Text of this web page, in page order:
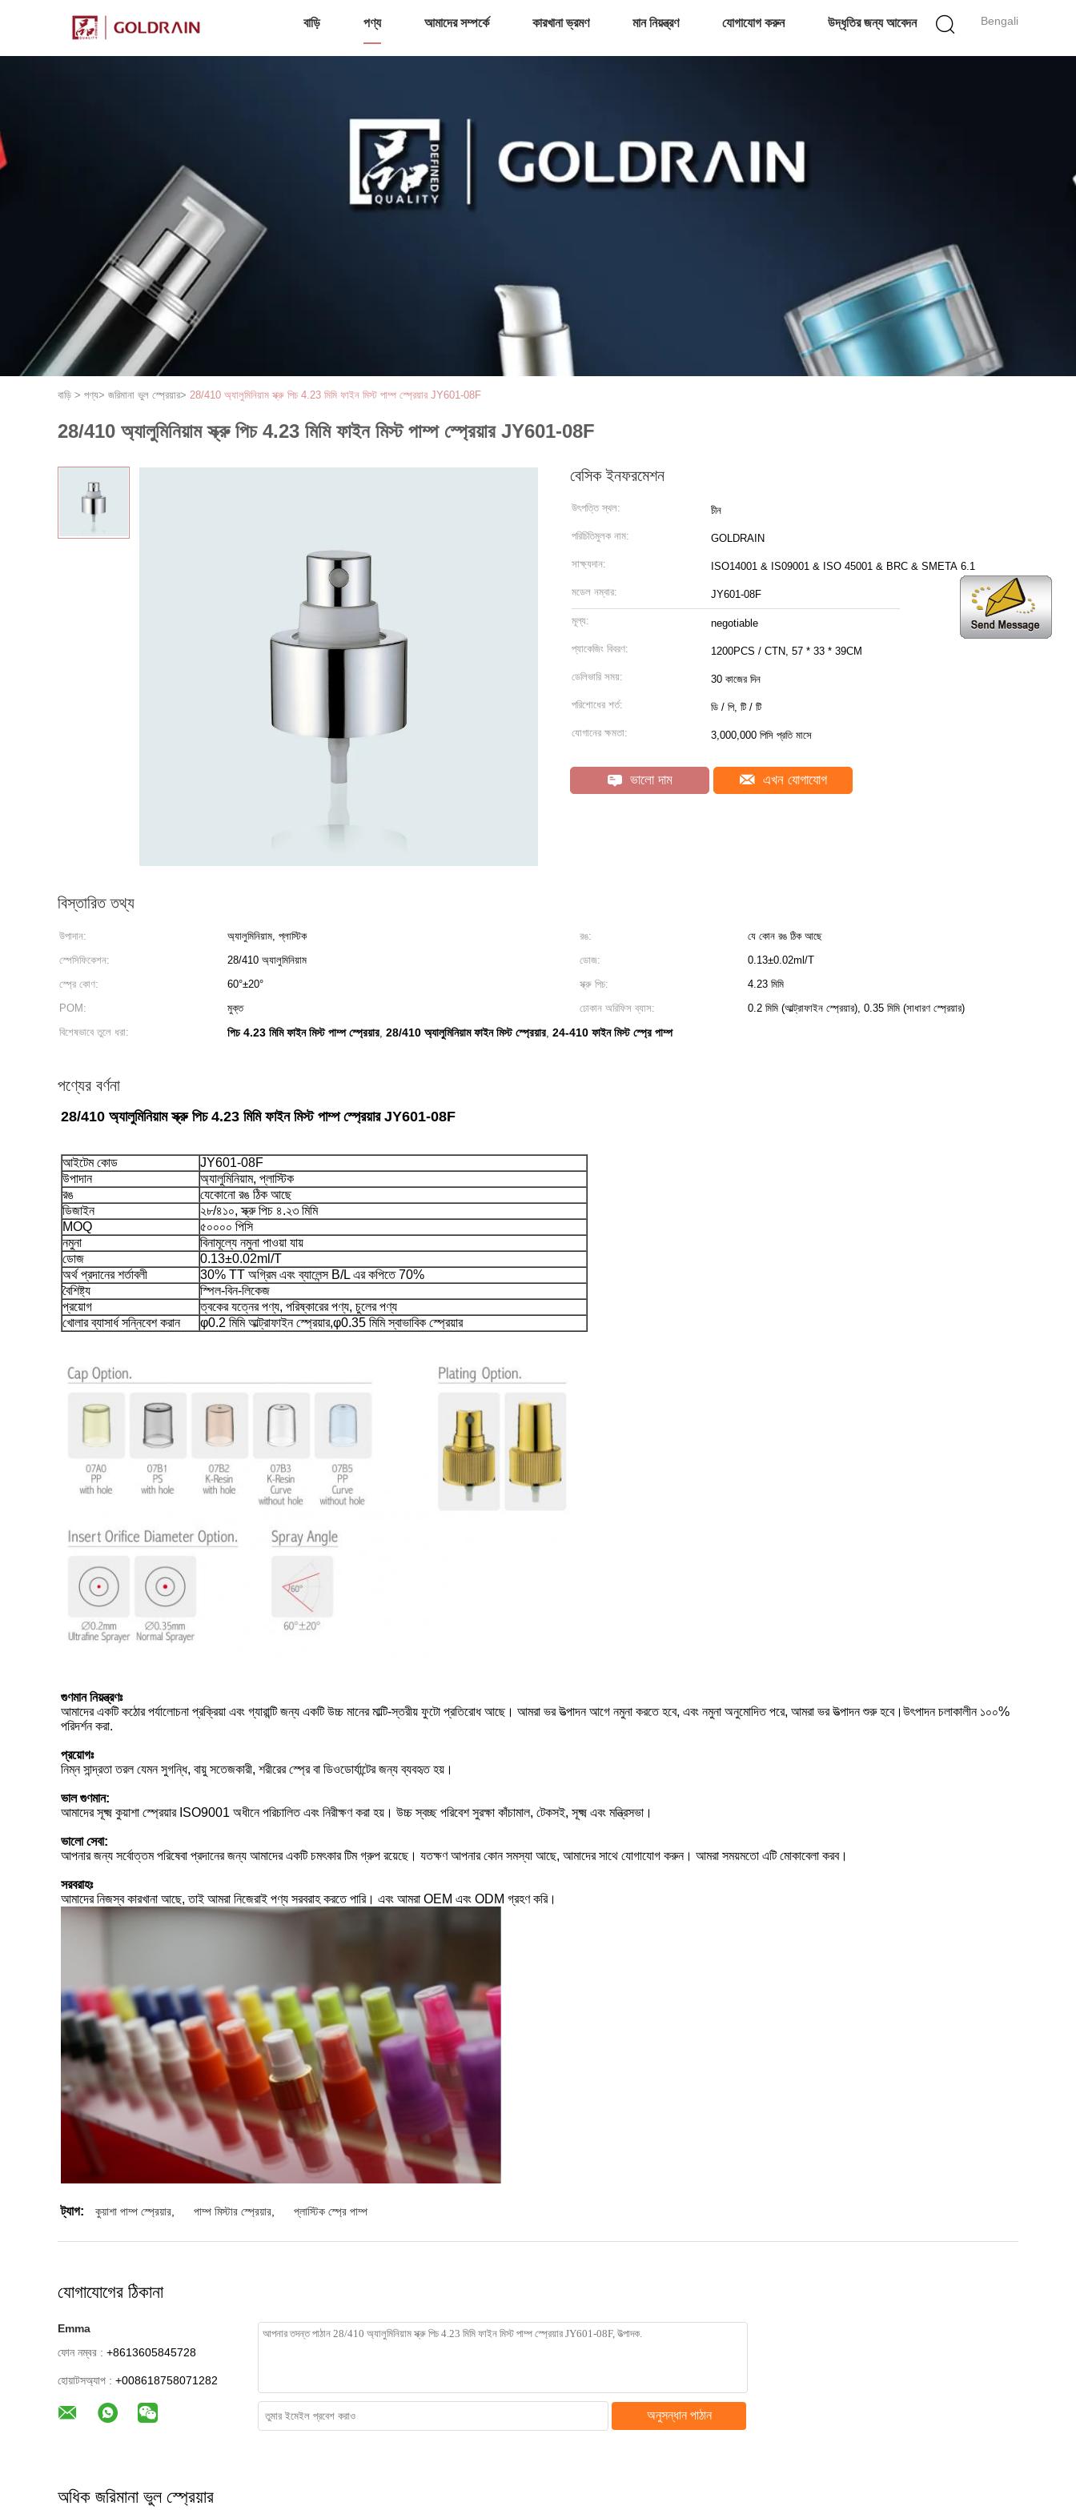
Bengali
বাড়ি পণ্য আমাদের সম্পর্কে কারখানা ভ্রমণ মান নিয়ন্ত্রণ যোগাযোগ করুন উদ্ধৃতির জন্য আবেদন
বাড়ি > পণ্য> জরিমানা ভুল স্প্রেয়ার> 28/410 অ্যালুমিনিয়াম স্ক্রু পিচ 4.23 মিমি ফাইন মিস্ট পাম্প স্প্রেয়ার JY601-08F
28/410 অ্যালুমিনিয়াম স্ক্রু পিচ 4.23 মিমি ফাইন মিস্ট পাম্প স্প্রেয়ার JY601-08F
বেসিক ইনফরমেশন
উৎপত্তি স্থল: চীন
পরিচিতিমুলক নাম: GOLDRAIN
সাক্ষ্যদান: ISO14001 & IS09001 & ISO 45001 & BRC & SMETA 6.1
মডেল নম্বার: JY601-08F
মূল্য: negotiable
প্যাকেজিং বিবরণ: 1200PCS / CTN, 57 * 33 * 39CM
ডেলিভারি সময়: 30 কাজের দিন
পরিশোধের শর্ত: ডি / পি, টি / টি
যোগানের ক্ষমতা: 3,000,000 পিসি প্রতি মাসে
ভালো দাম এখন যোগাযোগ
বিস্তারিত তথ্য
উপাদান: অ্যালুমিনিয়াম, প্লাস্টিক রঙ:
যে কোন রঙ ঠিক আছে
স্পেসিফিকেশন:
28/410 অ্যালুমিনিয়াম ডোজ:
0.13±0.02ml/T
স্প্রে কোণ:
60°±20° স্ক্রু পিচ:
4.23 মিমি
POM:
মুক্ত ঢোকান অরিফিস ব্যাস:
0.2 মিমি (আল্ট্রাফাইন স্প্রেয়ার), 0.35 মিমি (সাধারণ স্প্রেয়ার)
বিশেষভাবে তুলে ধরা:
পিচ 4.23 মিমি ফাইন মিস্ট পাম্প স্প্রেয়ার, 28/410 অ্যালুমিনিয়াম ফাইন মিস্ট স্প্রেয়ার, 24-410 ফাইন মিস্ট স্প্রে পাম্প
পণ্যের বর্ণনা
28/410 অ্যালুমিনিয়াম স্ক্রু পিচ 4.23 মিমি ফাইন মিস্ট পাম্প স্প্রেয়ার JY601-08F
আইটেম কোড
JY601-08F
উপাদান
অ্যালুমিনিয়াম, প্লাস্টিক
রঙ
যেকোনো রঙ ঠিক আছে
ডিজাইন
২৮/৪১০, স্ক্রু পিচ ৪.২৩ মিমি
MOQ
৫০০০০ পিসি
নমুনা
বিনামূল্যে নমুনা পাওয়া যায়
ডোজ
0.13±0.02ml/T
অর্থ প্রদানের শর্তাবলী
30% TT অগ্রিম এবং ব্যালেন্স B/L এর কপিতে 70%
বৈশিষ্ট্য
স্পিল-বিন-লিকেজ
প্রয়োগ
ত্বকের যত্নের পণ্য, পরিষ্কারের পণ্য, চুলের পণ্য
খোলার ব্যাসার্ধ সন্নিবেশ করান
φ0.2 মিমি আল্ট্রাফাইন স্প্রেয়ার,φ0.35 মিমি স্বাভাবিক স্প্রেয়ার
গুণমান নিয়ন্ত্রণঃ
আমাদের একটি কঠোর পর্যালোচনা প্রক্রিয়া এবং গ্যারান্টি জন্য একটি উচ্চ মানের মাল্টি-স্তরীয় ফুটো প্রতিরোধ আছে। আমরা ভর উত্পাদন আগে নমুনা করতে হবে, এবং নমুনা অনুমোদিত পরে, আমরা ভর উত্পাদন শুরু হবে।উৎপাদন চলাকালীন ১০০%
পরিদর্শন করা.
প্রয়োগঃ
নিম্ন সান্দ্রতা তরল যেমন সুগন্ধি, বায়ু সতেজকারী, শরীরের স্প্রে বা ডিওডোর্যান্টের জন্য ব্যবহৃত হয়।
ভাল গুণমান:
আমাদের সূক্ষ্ম কুয়াশা স্প্রেয়ার ISO9001 অধীনে পরিচালিত এবং নিরীক্ষণ করা হয়। উচ্চ স্বচ্ছ পরিবেশ সুরক্ষা কাঁচামাল, টেকসই, সূক্ষ্ম এবং মন্ত্রিসভা।
ভালো সেবা:
আপনার জন্য সর্বোত্তম পরিষেবা প্রদানের জন্য আমাদের একটি চমৎকার টিম গ্রুপ রয়েছে। যতক্ষণ আপনার কোন সমস্যা আছে, আমাদের সাথে যোগাযোগ করুন। আমরা সময়মতো এটি মোকাবেলা করব।
সরবরাহঃ
আমাদের নিজস্ব কারখানা আছে, তাই আমরা নিজেরাই পণ্য সরবরাহ করতে পারি। এবং আমরা OEM এবং ODM গ্রহণ করি।
ট্যাগ: কুয়াশা পাম্প স্প্রেয়ার পাম্প মিস্টার স্প্রেয়ার প্লাস্টিক স্প্রে পাম্প
যোগাযোগের ঠিকানা
Emma
ফোন নম্বর : +8613605845728
হোয়াটসঅ্যাপ : +008618758071282
অনুসন্ধান পাঠান
অধিক জরিমানা ভুল স্প্রেয়ার